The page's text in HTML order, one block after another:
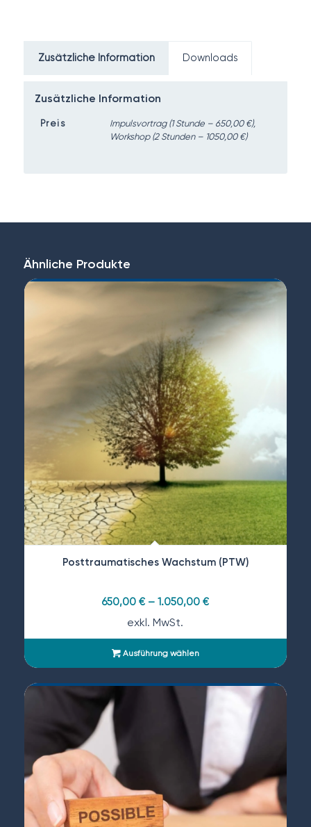
Zusätzliche Information Downloads
Zusätzliche Information
Preis
Impulsvortrag (1 Stunde – 650,00 €),
Workshop (2 Stunden – 1050,00 €)
Ähnliche Produkte
Posttraumatisches Wachstum (PTW)
650,00 €– 1.050,00 €
exkl. MwSt.
Ausführung wählen